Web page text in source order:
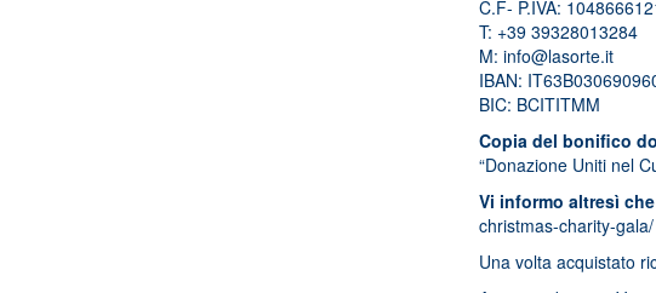
C.F- P.IVA:
T: +39 39328013284
M: info@lasorte.it
IBAN:
BIC: BCITITMM
Copia del bonifico
“Donazione Uniti nel
Vi informo altresì
christmas-charity-gala/
Una volta acquistato